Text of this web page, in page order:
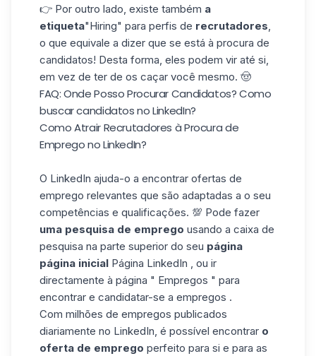
👉 Por outro lado, existe também a
etiqueta"Hiring" para perfis de recrutadores,
o que equivale a dizer que se está à procura de
candidatos! Desta forma, eles podem vir até si,
em vez de ter de os caçar você mesmo. 🤠
FAQ: Onde Posso Procurar Candidatos? Como
buscar candidatos no LinkedIn?
Como Atrair Recrutadores à Procura de
Emprego no LinkedIn?
O LinkedIn ajuda-o a encontrar ofertas de
emprego relevantes que são adaptadas a o seu
competências e qualificações. 💯 Pode fazer
uma pesquisa de emprego usando a caixa de
pesquisa na parte superior do seu página
página inicial Página LinkedIn , ou ir
directamente à página " Empregos " para
encontrar e candidatar-se a empregos .
Com milhões de empregos publicados
diariamente no LinkedIn, é possível encontrar o
oferta de emprego perfeito para si e para as